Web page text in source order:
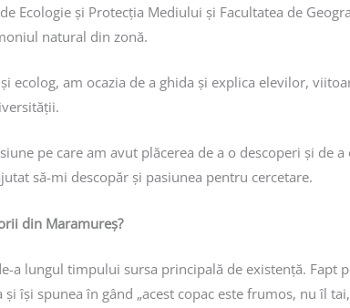
Ecologie și Protecția Mediului și Facultatea de
natural din zonă.
ecolog, am ocazia de a ghida și explica elevilor,
pe care am avut plăcerea de a o descoperi și de
să-mi descopăr și pasiunea pentru cercetare.
din Maramureș?
a lungul timpului sursa principală de existență. Fapt
își spunea în gând „acest copac este frumos, nu îl